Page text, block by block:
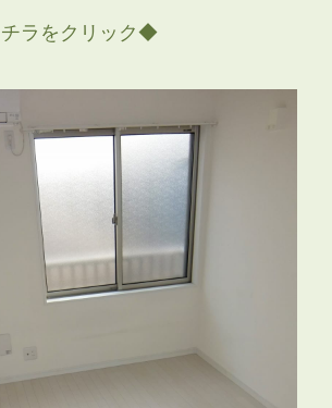
ラをクリック◆